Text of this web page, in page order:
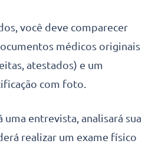
você deve comparecer
médicos originais
atestados) e um
com foto.
entrevista, analisará sua
realizar um exame físico